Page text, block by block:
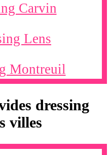
Carvin
Lens
Montreuil
dressing
villes